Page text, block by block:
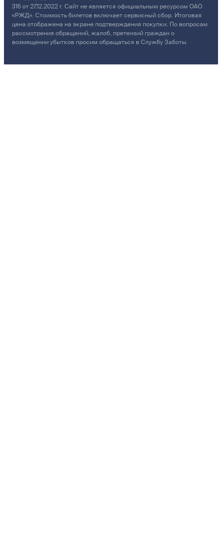
316 от 27.12.2022 г. Сайт не является официальным ресурсом ОАО
«РЖД». Стоимость билетов включает сервисный сбор. Итоговая
цена отображена на экране подтверждения покупки. По вопросам
рассмотрения обращений, жалоб, претензий граждан о
возмещении убытков просим обращаться в Службу Заботы.